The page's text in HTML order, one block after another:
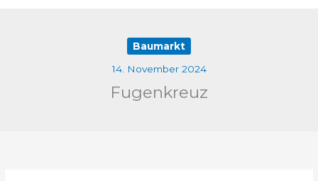
Baumarkt
14. November 2024
Fugenkreuz